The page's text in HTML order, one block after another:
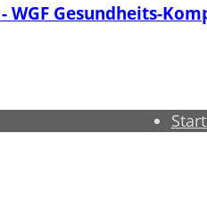
WGF Gesundheits-